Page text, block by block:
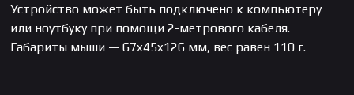
Устройство может быть подключено к компьютеру
или ноутбуку при помощи 2-метрового кабеля.
Габариты мыши — 67x45x126 мм, вес равен 110 г.